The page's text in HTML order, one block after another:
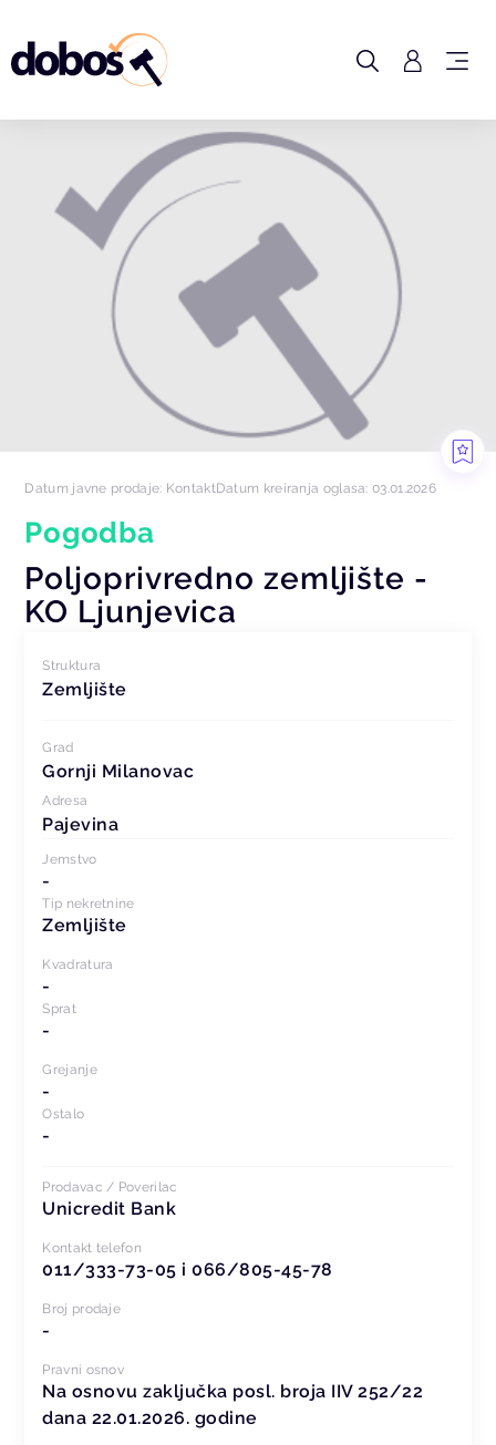
Datum javne prodaje: KontaktDatum kreiranja oglasa: 03.01.2026
Pogodba
Poljoprivredno zemljište -
KO Ljunjevica
Struktura
Zemljište
Grad
Gornji Milanovac
Adresa
Pajevina
Jemstvo
-
Tip nekretnine
Zemljište
Kvadratura
-
Sprat
-
Grejanje
-
Ostalo
-
Prodavac / Poverilac
Unicredit Bank
Kontakt telefon
011/333-73-05 i 066/805-45-78
Broj prodaje
-
Pravni osnov
Na osnovu zaključka posl. broja IIV 252/22
dana 22.01.2026. godine